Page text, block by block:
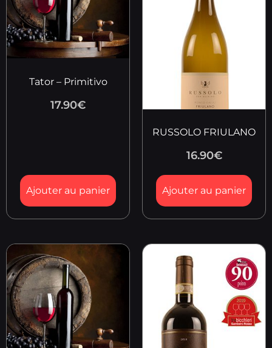
Tator – Primitivo
17.90€
Ajouter au panier
RUSSOLO FRIULANO
16.90€
Ajouter au panier